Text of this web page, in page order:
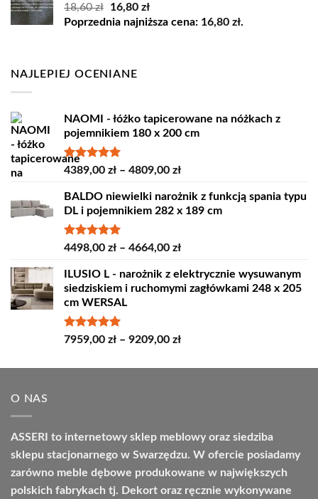
18,60zł
Pierwotna
cena
16,80 złAktualna
cena
Poprzednia najniższa cena: 16,80 zł.
NAJLEPIEJ OCENIANE
NAOMI - łóżko tapicerowane na nóżkach z
pojemnikiem 180 x 200 cm
Oceniono
4389,00 zł – 4809,00 złZakres
od
4389,00 zł
4809,00 zł
BALDO niewielki narożnik z funkcją spania typu
DL i pojemnikiem 282 x 189 cm
Oceniono
4498,00 zł – 4664,00 złZakres
od
4498,00 zł
ILUSIO L - narożnik z elektrycznie wysuwanym
siedziskiem i ruchomymi zagłówkami 248 x 205
cm WERSAL
Oceniono
7959,00 zł – 9209,00 złZakres
od
O NAS
ASSERI to internetowy sklep meblowy oraz siedziba
sklepu stacjonarnego w Swarzędzu. W ofercie posiadamy
zarówno meble dębowe produkowane w największych
polskich fabrykach tj. Dekort oraz ręcznie wykonywane